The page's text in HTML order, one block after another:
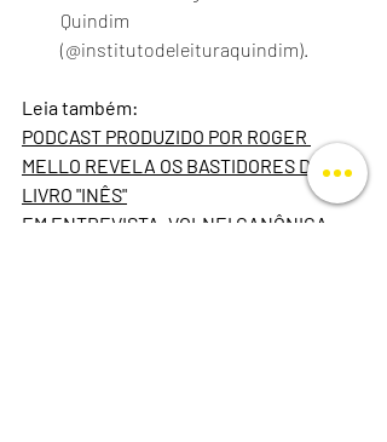
Quindim
(@institutodeleituraquindim).
Leia também:
PODCAST PRODUZIDO POR ROGER
MELLO REVELA OS BASTIDORES DO
LIVRO "INÊS"
EM ENTREVISTA, VOLNEI CANÔNICA